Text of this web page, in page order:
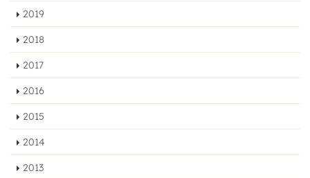
2019
2018
2017
2016
2015
2014
2013